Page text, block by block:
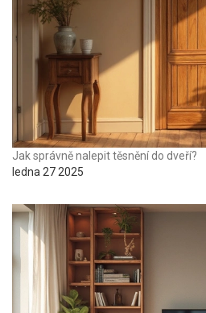
Jak správně nalepit těsnění do dveří?
ledna 27 2025